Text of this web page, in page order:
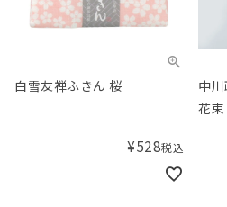
白雪友禅ふきん 桜
¥528税込
中
花